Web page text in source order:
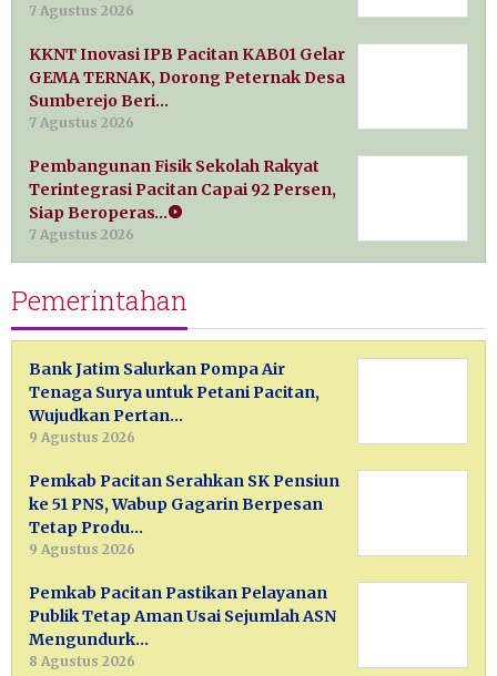
7 Agustus 2026
KKNT Inovasi IPB Pacitan KAB01 Gelar
GEMA TERNAK, Dorong Peternak Desa
Sumberejo Beri…
7 Agustus 2026
Pembangunan Fisik Sekolah Rakyat
Terintegrasi Pacitan Capai 92 Persen,
Siap Beroperas…
7 Agustus 2026
Pemerintahan
Bank Jatim Salurkan Pompa Air
Tenaga Surya untuk Petani Pacitan,
Wujudkan Pertan…
9 Agustus 2026
Pemkab Pacitan Serahkan SK Pensiun
ke 51 PNS, Wabup Gagarin Berpesan
Tetap Produ…
9 Agustus 2026
Pemkab Pacitan Pastikan Pelayanan
Publik Tetap Aman Usai Sejumlah ASN
Mengundurk…
8 Agustus 2026